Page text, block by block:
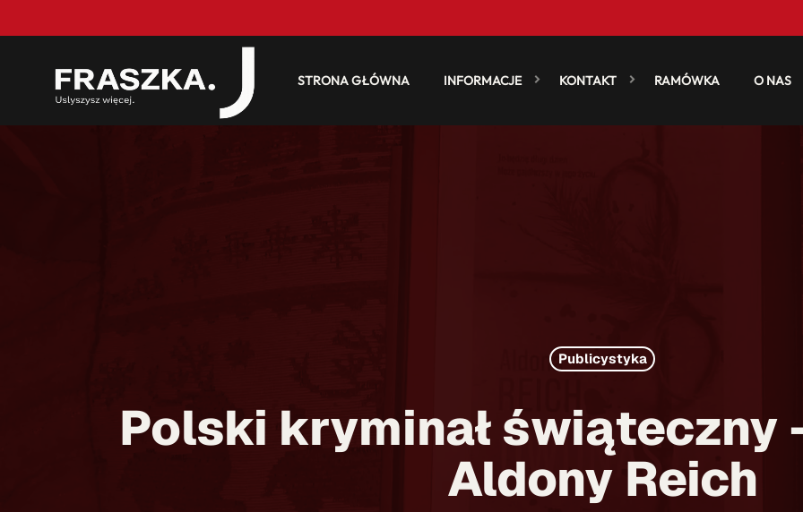
STRONA GŁÓWNA INFORMACJE KONTAKT RAMÓWKA O NAS
Publicystyka
Polski kryminał świąteczny
Aldony Reich